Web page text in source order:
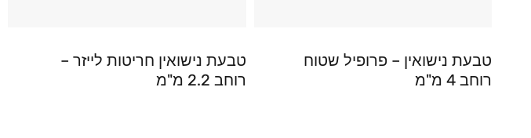
טבעת נישואין – פרופיל שטוח
רוחב 4 מ"מ
טבעת נישואין חריטות לייזר –
רוחב 2.2 מ"מ